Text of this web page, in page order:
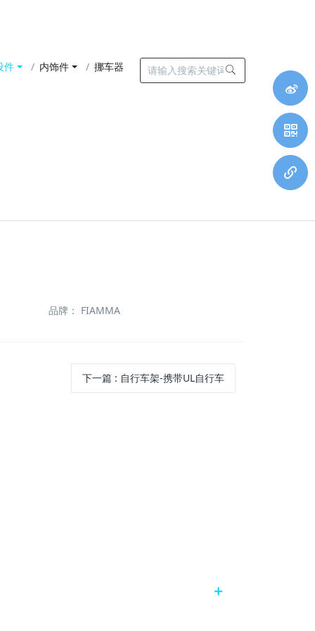
件 内饰件 挪车器
品牌： FIAMMA
下一篇: 自行车架-携带UL自行车